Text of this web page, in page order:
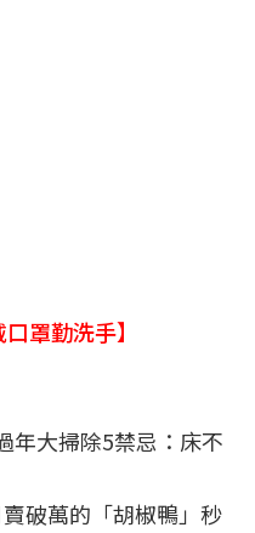
罩勤洗手】
年大掃除5禁忌：床不
破萬的「胡椒鴨」秒